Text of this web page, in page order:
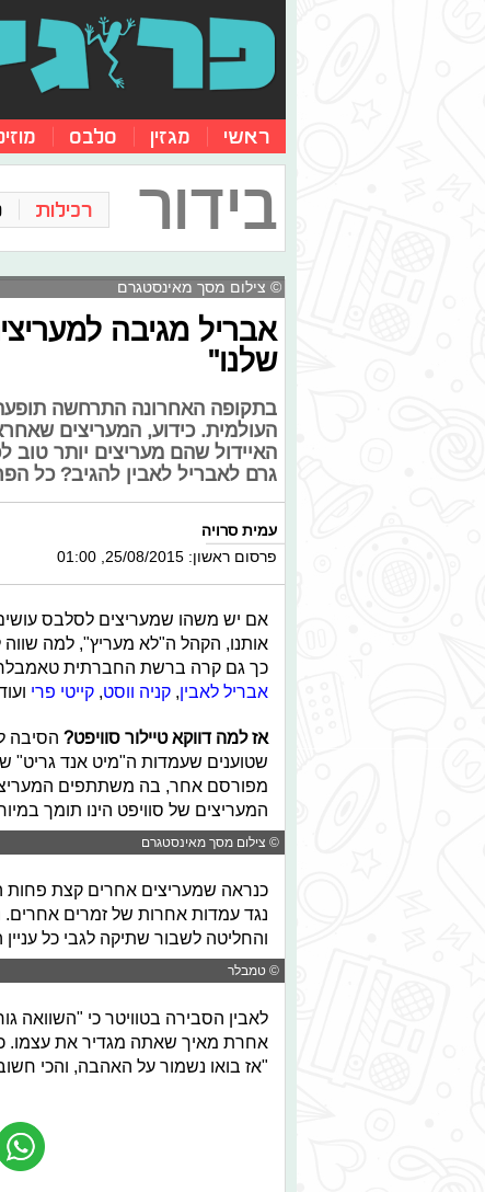
ראשי מגזין סלבס
בידור רכילות
© צילום מסך מאינסטגרם
אבריל מגיבה
שלנו"
בתקופה האחרונה התרחשה
העולמית. כידוע, המעריצים
האיידול שהם מעריצים יותר
גרם לאבריל לאבין להגיב? כל
עמית סרויה
פרסום ראשון: 25/08/2015, 01:00
אם יש משהו שמעריצים לסלבס
אותנו, הקהל ה"לא מעריץ", למה
כך גם קרה ברשת החברתית טאמבלר,
אבריל לאבין, קניה ווסט, קייטי פרי
אז למה דווקא טיילור סוויפט? הסיבה
שטוענים שעמדות ה"מיט אנד גריט"
מפורסם אחר, בה משתתפים
המעריצים של סוויפט הינו תומך
© צילום מסך מאינסטגרם
כנראה שמעריצים אחרים קצת פחות
נגד עמדות אחרות של זמרים אחרים.
והחליטה לשבור שתיקה לגבי כל
© טמבלר
לאבין הסבירה בטוויטר כי "השוואה
אחרת מאיך שאתה מגדיר את עצמו.
"אז בואו נשמור על האהבה, והכי